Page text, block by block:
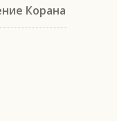
Корана